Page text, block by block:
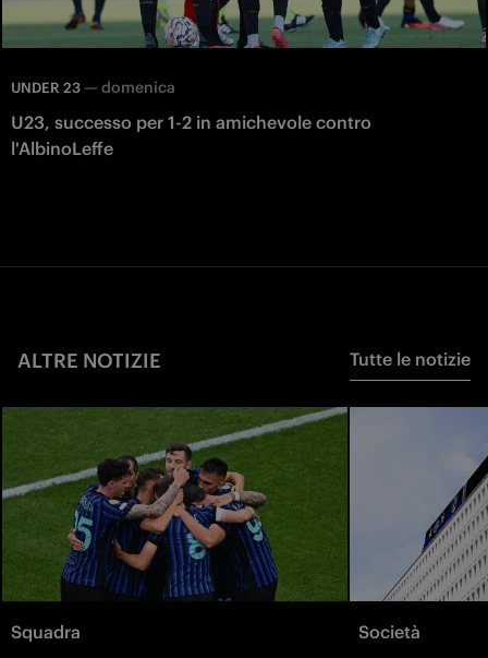
UNDER 23 — domenica
U23, successo per 1-2 in amichevole contro
l'AlbinoLeffe
ALTRE NOTIZIE Tutte le notizie
Squadra Società